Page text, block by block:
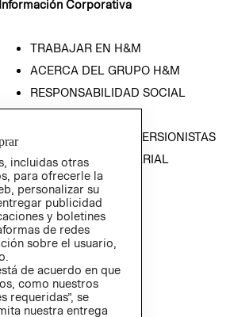
Información Corporativa
TRABAJAR EN H&M
ACERCA DEL GRUPO H&M
RESPONSABILIDAD SOCIAL
RELACIÓN CON INVERSIONISTAS
POLÍTICA EMPRESARIAL
incluidas otras
para ofrecerle la
personalizar su
publicidad
y boletines
de redes
sobre el usuario,
de acuerdo en que
como nuestros
requeridas”, se
nuestra entrega